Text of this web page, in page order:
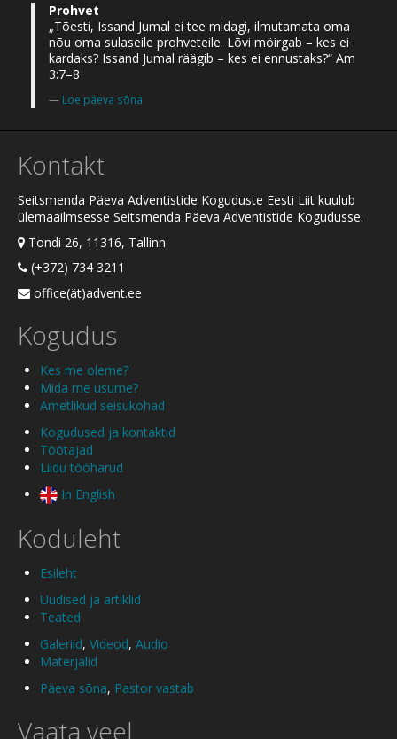
Prohvet
„Tõesti, Issand Jumal ei tee midagi, ilmutamata oma
nõu oma sulaseile prohveteile. Lõvi möirgab – kes ei
kardaks? Issand Jumal räägib – kes ei ennustaks?“ Am
3:7–8
Loe päeva sõna
Kontakt
Seitsmenda Päeva Adventistide Koguduste Eesti Liit kuulub
ülemaailmsesse Seitsmenda Päeva Adventistide Kogudusse.
Tondi 26, 11316, Tallinn
(+372) 734 3211
office(ät)advent.ee
Kogudus
Kes me oleme?
Mida me usume?
Ametlikud seisukohad
Kogudused ja kontaktid
Töötajad
Liidu tööharud
In English
Koduleht
Esileht
Uudised ja artiklid
Teated
Galeriid, Videod, Audio
Materjalid
Päeva sõna, Pastor vastab
Vaata veel